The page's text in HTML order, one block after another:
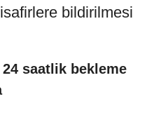
bildirilmesi
saatlik bekleme